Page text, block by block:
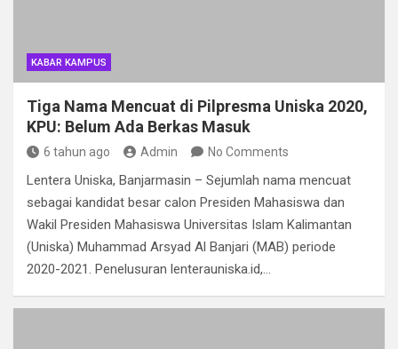
KABAR KAMPUS
Tiga Nama Mencuat di Pilpresma Uniska 2020,
KPU: Belum Ada Berkas Masuk
6 tahun ago Admin No Comments
Lentera Uniska, Banjarmasin – Sejumlah nama mencuat
sebagai kandidat besar calon Presiden Mahasiswa dan
Wakil Presiden Mahasiswa Universitas Islam Kalimantan
(Uniska) Muhammad Arsyad Al Banjari (MAB) periode
2020-2021. Penelusuran lenterauniska.id,…